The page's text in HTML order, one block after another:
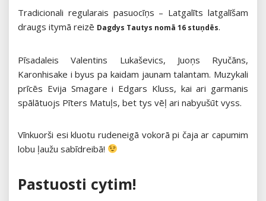
Tradicionali regularais pasuocīņs – Latgalīts latgalīšam
draugs itymā reizē Dagdys Tautys nomā 16 stuņdēs.
Pīsadaleis Valentins Lukaševics, Juoņs Ryučāns,
Karonhisake i byus pa kaidam jaunam talantam. Muzykali
prīcēs Evija Smagare i Edgars Kluss, kai ari garmanis
spālātuojs Pīters Matuļs, bet tys vēļ ari nabyušūt vyss.
Vīnkuorši esi kluotu rudeneigā vokorā pi čaja ar capumim
lobu ļaužu sabīdreibā!
Pastuosti cytim!